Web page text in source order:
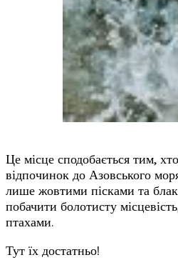
Це місце сподобається тим,
відпочинок до Азовського
лише жовтими пісками та
побачити болотисту
птахами.
Тут їх достатньо!